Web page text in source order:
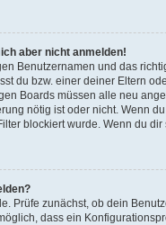
aber nicht anmelden!
Benutzernamen und das
du bzw. einer deiner Eltern
Boards müssen alle neu
nötig ist oder nicht. Wenn
blockiert wurde. Wenn du
Prüfe zunächst, ob dein
dass ein